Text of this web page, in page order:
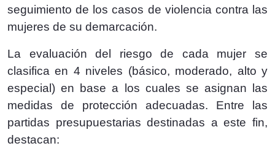
seguimiento de los casos de violencia contra las
mujeres de su demarcación.
La evaluación del riesgo de cada mujer se
clasifica en 4 niveles (básico, moderado, alto y
especial) en base a los cuales se asignan las
medidas de protección adecuadas. Entre las
partidas presupuestarias destinadas a este fin,
destacan: